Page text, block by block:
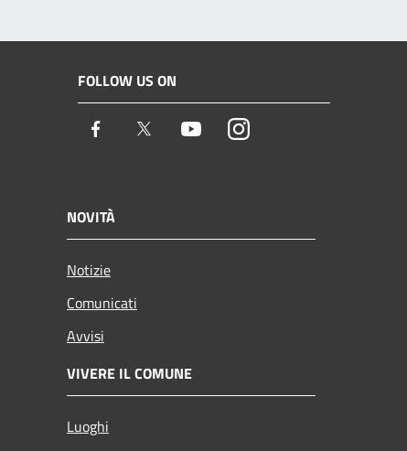
FOLLOW US ON
Facebook Twitter YoutubeInstagram
NOVITÀ
Notizie
Comunicati
Avvisi
VIVERE IL COMUNE
Luoghi